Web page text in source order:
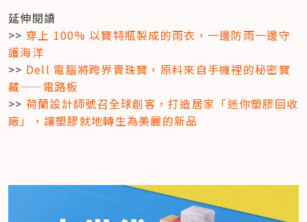
延伸閱讀
>> 穿上 100% 以寶特瓶製成的雨衣，一邊防雨一邊守
護海洋
>> Dell 電腦將跨界賣珠寶，原料來自手機裡的秘密寶
藏——電路板
>> 荷蘭設計師號召全球創客，打造居家「迷你塑膠回收
廠」，讓塑膠就地轉生為美麗的新品